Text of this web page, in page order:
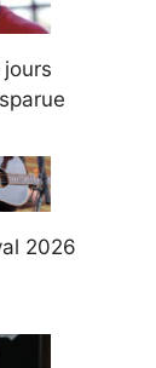
2026